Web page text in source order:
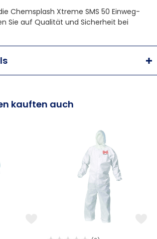
Chemsplash Xtreme SMS 50 Einweg-
Sie auf Qualität und Sicherheit bei
kauften auch